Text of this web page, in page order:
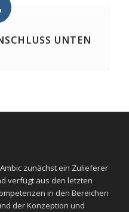
UNTEN
zunächst ein Zulieferer
verfügt aus den letzten
in den Bereichen
der Konzeption und